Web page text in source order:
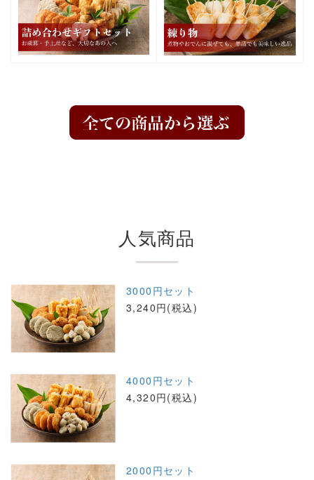
人気商品
3000円セット
3,240円(税込)
4000円セット
4,320円(税込)
2000円セット